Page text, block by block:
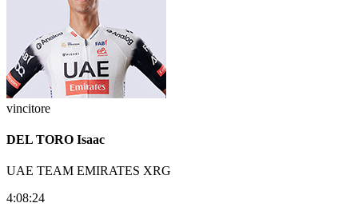
vincitore
DEL TORO Isaac
UAE TEAM EMIRATES XRG
4:08:24